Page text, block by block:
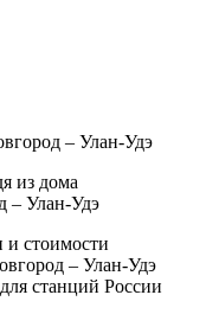
– Улан-Удэ
из дома
– Улан-Удэ
стоимости
– Улан-Удэ
станций России